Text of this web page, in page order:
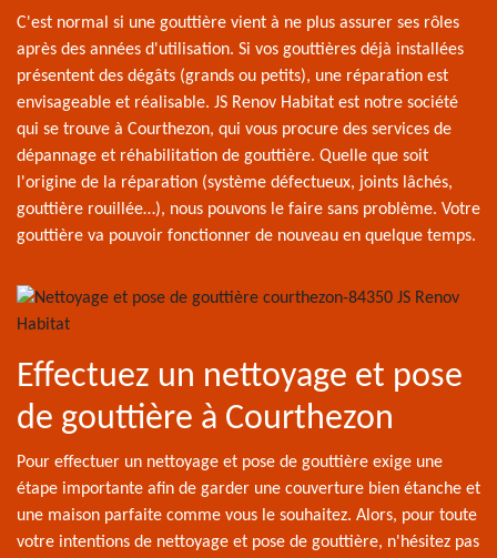
C'est normal si une gouttière vient à ne plus assurer ses rôles
après des années d'utilisation. Si vos gouttières déjà installées
présentent des dégâts (grands ou petits), une réparation est
envisageable et réalisable. JS Renov Habitat est notre société
qui se trouve à Courthezon, qui vous procure des services de
dépannage et réhabilitation de gouttière. Quelle que soit
l'origine de la réparation (système défectueux, joints lâchés,
gouttière rouillée…), nous pouvons le faire sans problème. Votre
gouttière va pouvoir fonctionner de nouveau en quelque temps.
Effectuez un nettoyage et pose
de gouttière à Courthezon
Pour effectuer un nettoyage et pose de gouttière exige une
étape importante afin de garder une couverture bien étanche et
une maison parfaite comme vous le souhaitez. Alors, pour toute
votre intentions de nettoyage et pose de gouttière, n'hésitez pas